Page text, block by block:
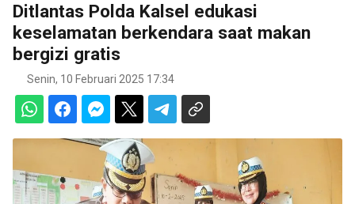
Ditlantas Polda Kalsel edukasi
keselamatan berkendara saat makan
bergizi gratis
Senin, 10 Februari 2025 17:34